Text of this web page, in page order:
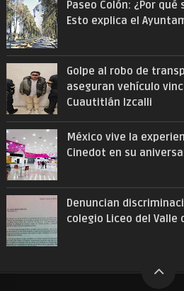
Paseo Colón: ¿Por
Esto explica el
Golpe al robo de
aseguran vehículo
Cuautitlán Izcalli
México vive la
Cinedot en su
Denuncian
colegio Liceo del Valle